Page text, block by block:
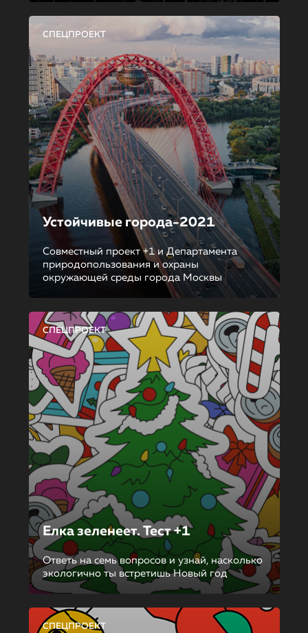
СПЕЦПРОЕКТ
Устойчивые города-2021
Совместный проект +1 и Департамента
природопользования и охраны
окружающей среды города Москвы
СПЕЦПРОЕКТ
Елка зеленеет. Тест +1
Ответь на семь вопросов и узнай, насколько
экологично ты встретишь Новый год
СПЕЦПРОЕКТ